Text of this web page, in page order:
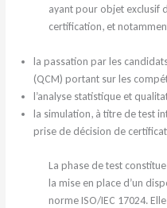
ayant pour objet exclusif
certification, et
la passation par les
(QCM) portant sur les
l’analyse statistique et
la simulation, à titre de test
prise de décision de
La phase de test
la mise en place d’un
norme ISO/IEC 17024.